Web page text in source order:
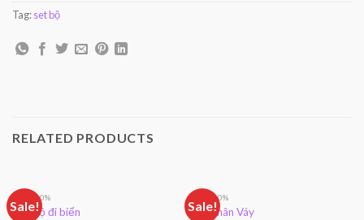
Tag:set bộ
RELATED PRODUCTS
Sale!
SALE 10%
Set Bộ đi biển Sale!
SALE 10%
Set Chân Váy